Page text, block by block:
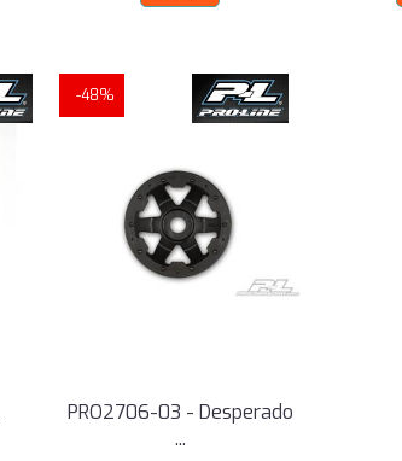
-48%
PRO2706-03 - Desperado
...